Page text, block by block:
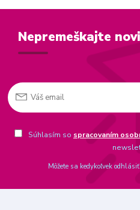
Nepremeškajte
Súhlasím so spracovaním
Môžete sa kedykoľvek